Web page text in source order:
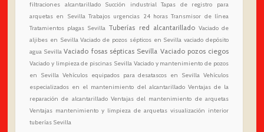
filtraciones alcantarillado
Succión industrial Tapas de registro para
arquetas en Sevilla Trabajos urgencias 24 horas Transmisor de línea
Tratamientos plagas Sevilla Tuberías red alcantarillado Vaciado de
aljibes en Sevilla Vaciado de pozos sépticos en Sevilla vaciado depósito
agua Sevilla Vaciado fosas sépticas Sevilla Vaciado pozos ciegos
Vaciado y limpieza de piscinas Sevilla Vaciado y mantenimiento de pozos
en Sevilla Vehículos equipados para desatascos en Sevilla Vehículos
especializados en el mantenimiento del alcantarillado Ventajas de la
reparación de alcantarillado Ventajas del mantenimiento de arquetas
Ventajas mantenimiento y limpieza de arquetas visualización interior
tuberías Sevilla